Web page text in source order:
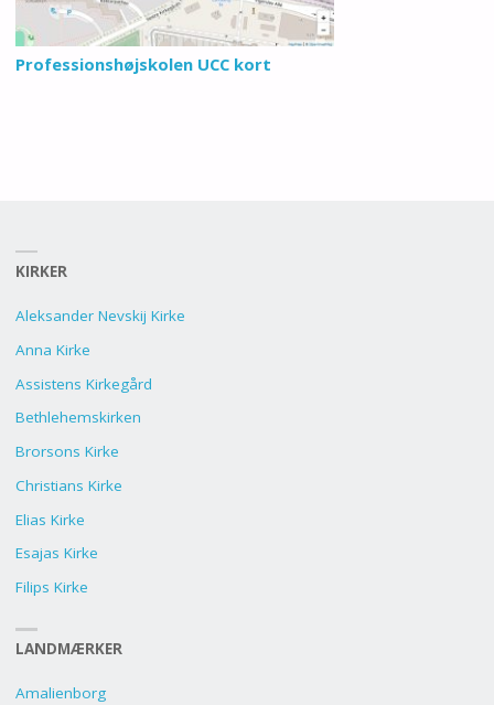
Professionshøjskolen UCC kort
KIRKER
Aleksander Nevskij Kirke
Anna Kirke
Assistens Kirkegård
Bethlehemskirken
Brorsons Kirke
Christians Kirke
Elias Kirke
Esajas Kirke
Filips Kirke
LANDMÆRKER
Amalienborg